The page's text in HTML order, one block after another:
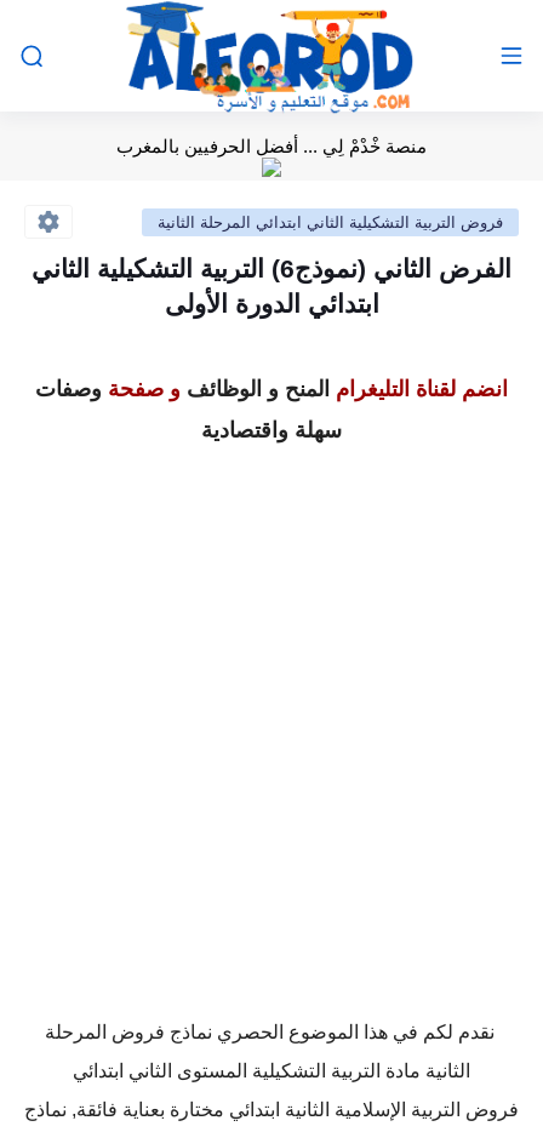
منصة خْدْمْ لِي ... أفضل الحرفيين بالمغرب
فروض التربية التشكيلية الثاني ابتدائي المرحلة الثانية
الفرض الثاني (نموذج6) التربية التشكيلية الثاني
ابتدائي الدورة الأولى
انضم لقناة التليغرام المنح و الوظائف و صفحة وصفات
سهلة واقتصادية
نقدم لكم في هذا الموضوع الحصري نماذج فروض المرحلة
الثانية مادة التربية التشكيلية المستوى الثاني ابتدائي
فروض التربية الإسلامية الثانية ابتدائي مختارة بعناية فائقة, نماذج